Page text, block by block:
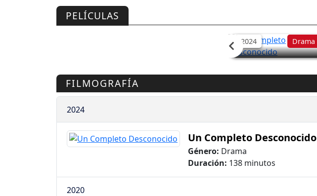
PELÍCULAS
2024 Drama
FILMOGRAFÍA
2024
Un Completo Desconocido
Género: Drama
Duración: 138 minutos
2020